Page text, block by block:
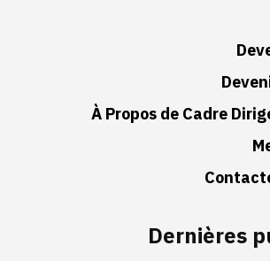
À Propos de Cadre
Dernières